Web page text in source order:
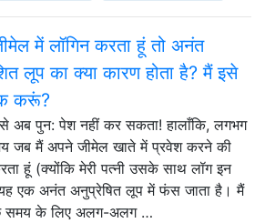
में लॉगिन करता हूं तो अनंत
लूप का क्या कारण होता है? मैं इसे
करूं?
अब पुन: पेश नहीं कर सकता! हालाँकि, लगभग
जब मैं अपने जीमेल खाते में प्रवेश करने की
हूं (क्योंकि मेरी पत्नी उसके साथ लॉग इन
यह एक अनंत अनुप्रेषित लूप में फंस जाता है। मैं
समय के लिए अलग-अलग …